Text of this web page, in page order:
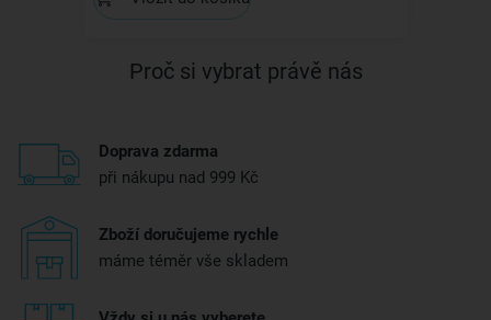
Proč si vybrat právě nás
Doprava zdarma
při nákupu nad 999 Kč
Zboží doručujeme rychle
máme téměr vše skladem